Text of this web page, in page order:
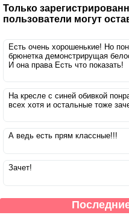
Только
пользователи могут
Есть очень хорошенькие! Но
брюнетка демонстрирущая
И она права Есть что показать!
На кресле с синей обивкой
всех хотя и остальные тоже
А ведь есть прям классные!!!
Зачет!